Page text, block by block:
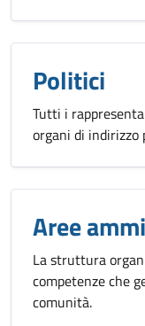
Politici
Tutti i
organi di indirizzo
Aree
La struttura
competenze che
comunità.